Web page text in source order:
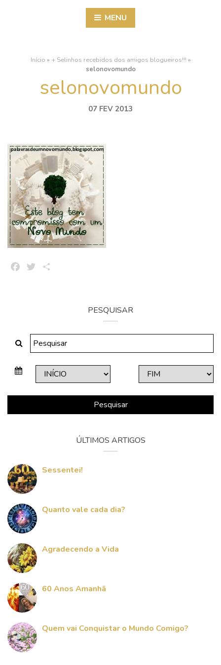
MENU
Início » + Selinhos recebidos dos amigos blogueiros!!! »
selonovomundo
selonovomundo
07 FEV 2013
FacebookTwitter
PESQUISAR
Pesquisar
ÚLTIMOS ARTIGOS
Sessentei!
Quanto vale cada dia?
Agradecendo a Vida
60 Anos Amanhã
Quem vai Conquistar o Mundo Comigo?